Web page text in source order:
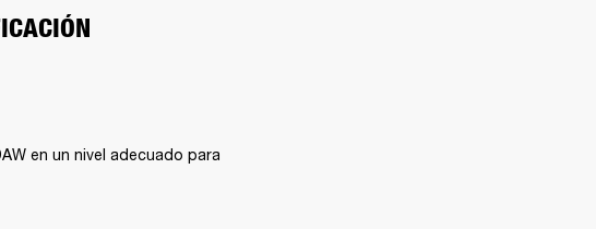
en un nivel adecuado para